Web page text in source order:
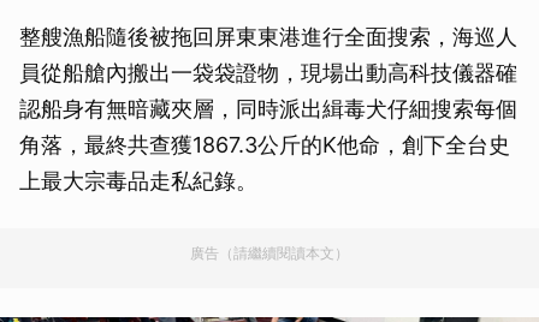
整艘漁船隨後被拖回屏東東港進行全面搜索，海巡人
員從船艙內搬出一袋袋證物，現場出動高科技儀器確
認船身有無暗藏夾層，同時派出緝毒犬仔細搜索每個
角落，最終共查獲1867.3公斤的K他命，創下全台史
上最大宗毒品走私紀錄。
廣告（請繼續閱讀本文）